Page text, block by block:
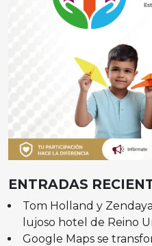
ENTRADAS
Tom Holland y
lujoso hotel de Reino
Google Maps se